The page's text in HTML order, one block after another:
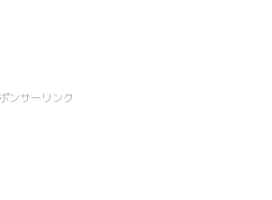
ンサーリンク